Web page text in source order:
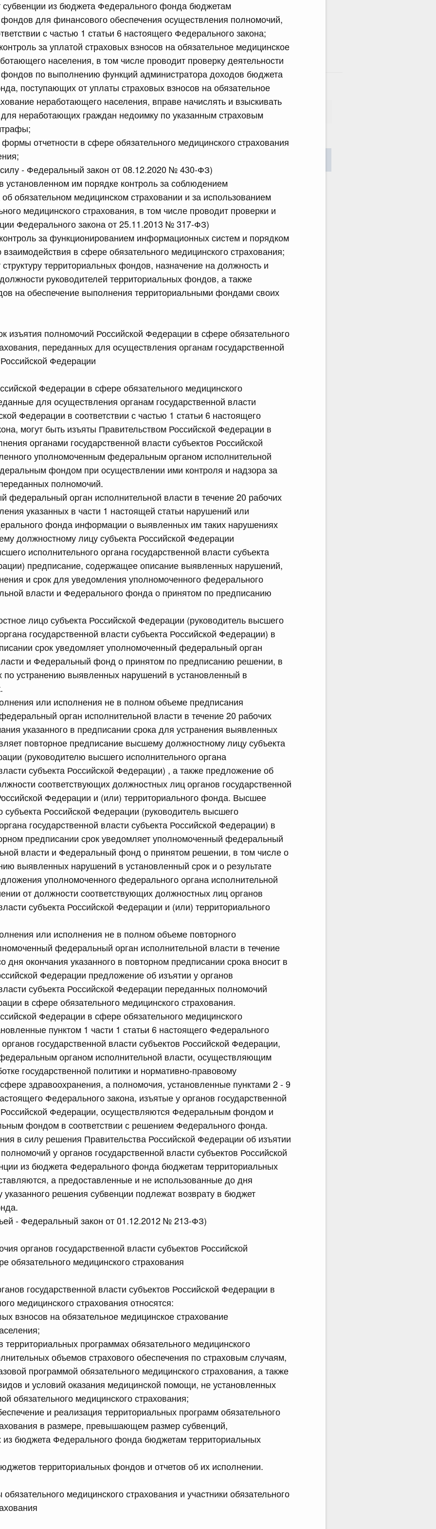
субвенции из бюджета Федерального фонда бюджетам
для финансового обеспечения осуществления полномочий,
с частью 1 статьи 6 настоящего Федерального закона;
за уплатой страховых взносов на обязательное медицинское
населения, в том числе проводит проверку деятельности
по выполнению функций администратора доходов бюджета
поступающих от уплаты страховых взносов на обязательное
неработающего населения, вправе начислять и взыскивать
для неработающих граждан недоимку по указанным страховым
отчетности в сфере обязательного медицинского страхования
- Федеральный закон от 08.12.2020 № 430-ФЗ)
установленном им порядке контроль за соблюдением
об обязательном медицинском страховании и за использованием
медицинского страхования, в том числе проводит проверки и
Федерального закона от 25.11.2013 № 317-ФЗ)
за функционированием информационных систем и порядком
в сфере обязательного медицинского страхования;
территориальных фондов, назначение на должность и
руководителей территориальных фондов, а также
на обеспечение выполнения территориальными фондами своих
изъятия полномочий Российской Федерации в сфере обязательного
переданных для осуществления органам государственной
Федерации
Федерации в сфере обязательного медицинского
для осуществления органам государственной власти
Федерации в соответствии с частью 1 статьи 6 настоящего
могут быть изъяты Правительством Российской Федерации в
органами государственной власти субъектов Российской
уполномоченным федеральным органом исполнительной
фондом при осуществлении ими контроля и надзора за
полномочий.
федеральный орган исполнительной власти в течение 20 рабочих
указанных в части 1 настоящей статьи нарушений или
фонда информации о выявленных им таких нарушениях
должностному лицу субъекта Российской Федерации
исполнительного органа государственной власти субъекта
предписание, содержащее описание выявленных нарушений,
и срок для уведомления уполномоченного федерального
власти и Федерального фонда о принятом по предписанию
лицо субъекта Российской Федерации (руководитель высшего
государственной власти субъекта Российской Федерации) в
срок уведомляет уполномоченный федеральный орган
и Федеральный фонд о принятом по предписанию решении, в
по устранению выявленных нарушений в установленный в
или исполнения не в полном объеме предписания
орган исполнительной власти в течение 20 рабочих
указанного в предписании срока для устранения выявленных
повторное предписание высшему должностному лицу субъекта
(руководителю высшего исполнительного органа
субъекта Российской Федерации) , а также предложение об
соответствующих должностных лиц органов государственной
Федерации и (или) территориального фонда. Высшее
Российской Федерации (руководитель высшего
государственной власти субъекта Российской Федерации) в
предписании срок уведомляет уполномоченный федеральный
власти и Федеральный фонд о принятом решении, в том числе о
выявленных нарушений в установленный срок и о результате
уполномоченного федерального органа исполнительной
от должности соответствующих должностных лиц органов
субъекта Российской Федерации и (или) территориального
или исполнения не в полном объеме повторного
федеральный орган исполнительной власти в течение
дня окончания указанного в повторном предписании срока вносит в
Федерации предложение об изъятии у органов
субъекта Российской Федерации переданных полномочий
в сфере обязательного медицинского страхования.
Федерации в сфере обязательного медицинского
пунктом 1 части 1 статьи 6 настоящего Федерального
государственной власти субъектов Российской Федерации,
органом исполнительной власти, осуществляющим
государственной политики и нормативно-правовому
здравоохранения, а полномочия, установленные пунктами 2 - 9
Федерального закона, изъятые у органов государственной
Российской Федерации, осуществляются Федеральным фондом и
фондом в соответствии с решением Федерального фонда.
в силу решения Правительства Российской Федерации об изъятии
у органов государственной власти субъектов Российской
из бюджета Федерального фонда бюджетам территориальных
а предоставленные и не использованные до дня
указанного решения субвенции подлежат возврату в бюджет
- Федеральный закон от 01.12.2012 № 213-ФЗ)
органов государственной власти субъектов Российской
обязательного медицинского страхования
государственной власти субъектов Российской Федерации в
медицинского страхования относятся:
взносов на обязательное медицинское страхование
программах обязательного медицинского
объемов страхового обеспечения по страховым случаям,
программой обязательного медицинского страхования, а также
и условий оказания медицинской помощи, не установленных
обязательного медицинского страхования;
и реализация территориальных программ обязательного
в размере, превышающем размер субвенций,
из бюджета Федерального фонда бюджетам территориальных
территориальных фондов и отчетов об их исполнении.
медицинского страхования и участники обязательного
к ним Поиск по всем документам
Номер
Дата подписания
Федерации от 18.07.2026 г. № 905
и присвоения ученых званий, предусмотренных
Российской Федерации, лицам, указанным в части
правового регулирования отношений в сферах
в Российскую Федерацию Донецкой Народной
Запорожской области, Херсонской области и
новых субъектов - Донецкой Народной
Запорожской области, Херсонской области и о
акты Российской Федерации"
Федерации от 18.07.2026 г. № 907
Российской Федерации от 3 декабря 2004
Федерации от 18.07.2026 г. № 914
платежных карт "Мир" при предоставлении
(поддержки) и иных льгот
Федерации от 18.07.2026 г. № 913
Российской Федерации
Федерации от 18.07.2026 г. № 912
Правительства Российской Федерации
июля, пятница
Федерации от 17.07.2026 г. № 903
Федерации от 17.07.2026 г. № 902
Российской Федерации от 26 июня 2015 г.
Федерации от 17.07.2026 г. № 901
июля, четверг
Федерации от 16.07.2026 г. № 898
Российской Федерации от 30 июня 2021 г.
Федерации от 16.07.2026 г. № 899
Российской Федерации от 17 июля 2015 г.
Федерации от 16.07.2026 г. № 896
Российской Федерации от 30 сентября
Федерации от 16.07.2026 г. № 900
Российской Федерации от 7 сентября 2018
июля, среда
Федерации от 15.07.2026 г. № 893
Российской Федерации от 11 ноября 2023 г.
Федерации от 15.07.2026 г. № 892
риса (риса-сырца) за пределы территории
членами Евразийского экономического
Федерации от 15.07.2026 г. № 894
Российской Федерации
Федерации от 15.07.2026 г. № 895
Федерации от 15.07.2026 г. № 889
межбюджетных трансфертов, источником
бюджетные ассигнования резервного фонда
федерального бюджета бюджетам Республики Дагестан
проведения аварийно-восстановительных
Республики Дагестан и Чеченской Республики
Федерации от 15.07.2026 г. № 888
Президента Российской Федерации
Федерации от 15.07.2026 г. № 890
производственного типа, созданной на территории
Татарстан
Федерации от 15.07.2026 г. № 891
образований городской округ город Саяногорск
район Республики Хакасия особой экономической